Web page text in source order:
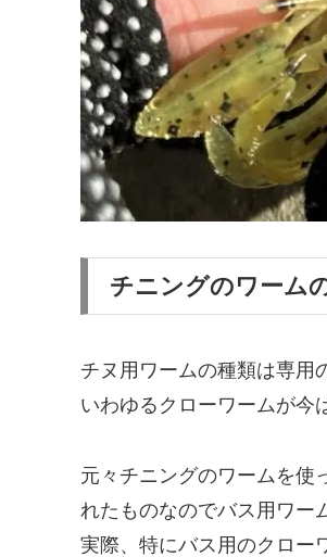
チニングのワーム
チヌ用ワームの種類は専用
いわゆるクローワームが今
元々チニングのワームを使
れたものなのでバス用ワー
実際、特にバス用のクロー